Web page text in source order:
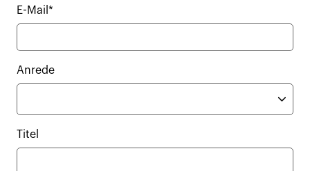
E-Mail*
Anrede
Titel